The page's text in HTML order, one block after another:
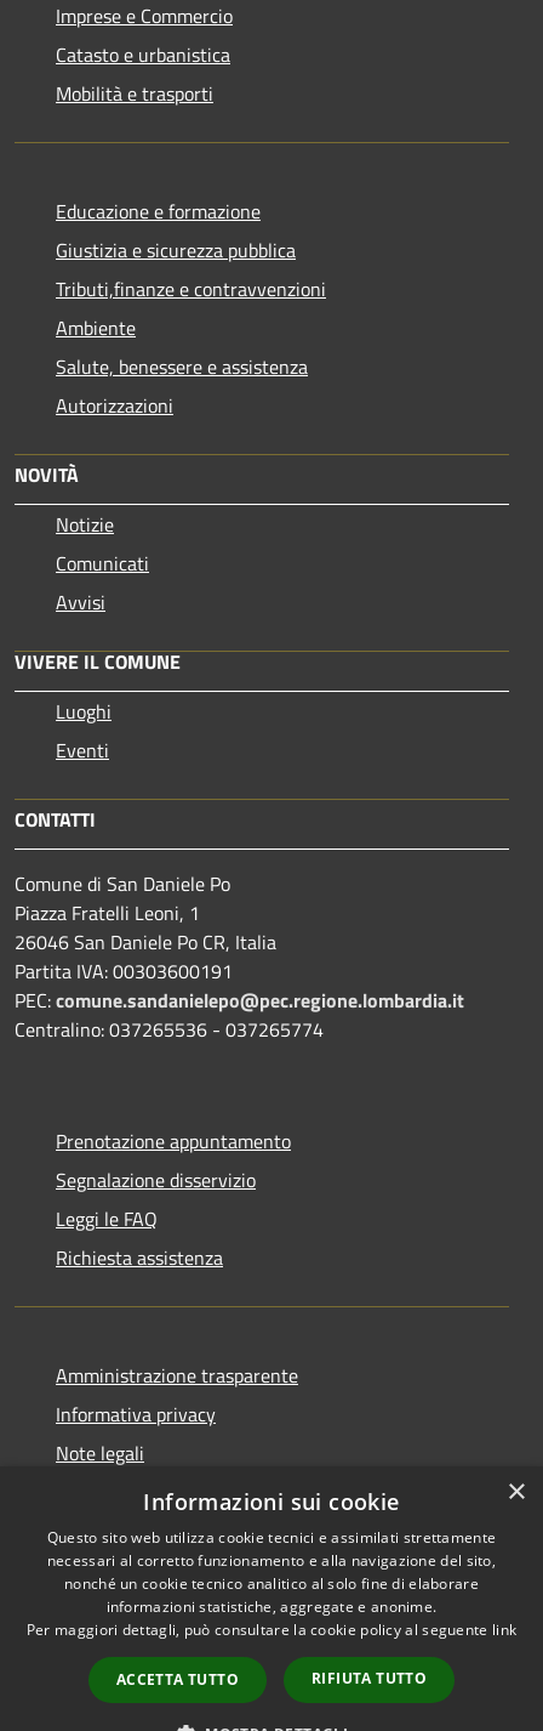
Imprese e Commercio
Catasto e urbanistica
Mobilità e trasporti
Educazione e formazione
Giustizia e sicurezza pubblica
Tributi,finanze e contravvenzioni
Ambiente
Salute, benessere e assistenza
Autorizzazioni
NOVITÀ
Notizie
Comunicati
Avvisi
VIVERE IL COMUNE
Luoghi
Eventi
CONTATTI
Comune di San Daniele Po
Piazza Fratelli Leoni, 1
26046 San Daniele Po CR, Italia
Partita IVA: 00303600191
PEC:comune.sandanielepo@pec.regione.lombardia.it
Centralino: 037265536 - 037265774
Prenotazione appuntamento
Segnalazione disservizio
Leggi le FAQ
Richiesta assistenza
Amministrazione trasparente
Informativa privacy
Note legali
Dichiarazione di accessibilità
Accessibilità
Copyright © 2026 • Comune di
San Daniele Po • Powered by
Municipium•
Accesso
redazione
×
Informazioni sui cookie
Questo sito web utilizza cookie tecnici e assimilati strettamente
necessari al corretto funzionamento e alla navigazione del sito,
nonché un cookie tecnico analitico al solo fine di elaborare
informazioni statistiche, aggregate e anonime.
Per maggiori dettagli, può consultare la cookie policy al seguente link
ACCETTA TUTTO RIFIUTA TUTTO